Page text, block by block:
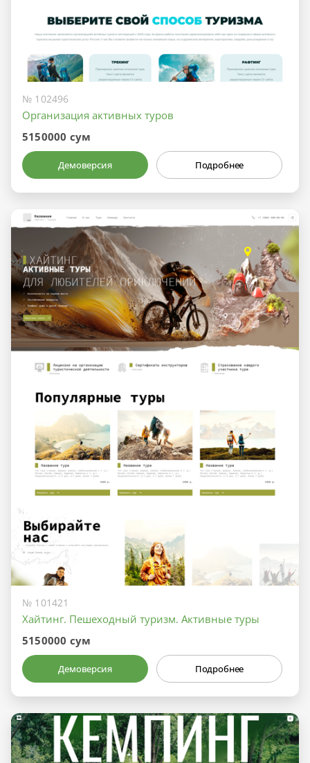
№ 102496
Организация активных туров
5150000 сум
Демоверсия Подробнее
№ 101421
Хайтинг. Пешеходный туризм. Активные туры
5150000 сум
Демоверсия Подробнее